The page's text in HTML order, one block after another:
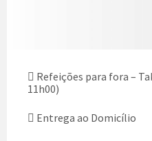
Refeições para fora –
11h00)
Entrega ao Domicílio